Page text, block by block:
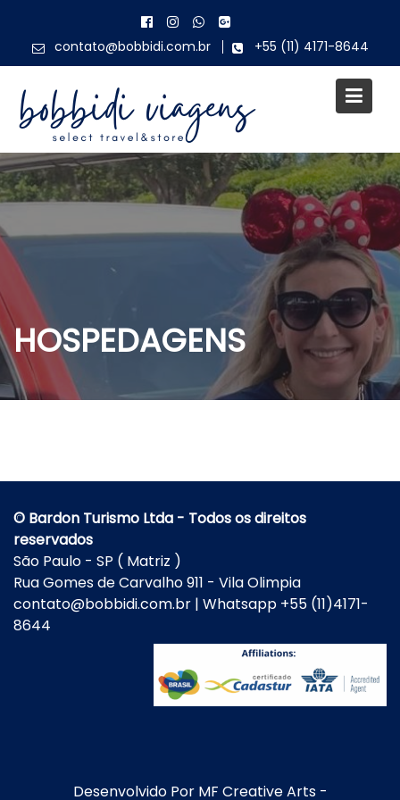
content contato@bobbidi.com.br +55 (11) 4171-8644
HOSPEDAGENS
© Bardon Turismo Ltda - Todos os direitos
reservados
São Paulo - SP ( Matriz )
Rua Gomes de Carvalho 911 - Vila Olimpia
contato@bobbidi.com.br | Whatsapp +55 (11)4171-
8644
Desenvolvido Por MF Creative Arts-